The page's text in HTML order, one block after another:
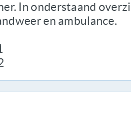
In onderstaand
en ambulance.